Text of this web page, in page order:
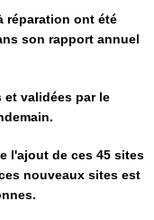
réparation ont été
son rapport annuel
validées par le
l'ajout de ces 45 sites
nouveaux sites est